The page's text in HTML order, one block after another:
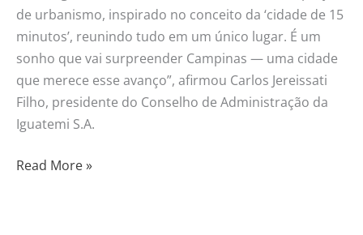
de urbanismo, inspirado no conceito da ‘cidade de 15
minutos’, reunindo tudo em um único lugar. É um
sonho que vai surpreender Campinas — uma cidade
que merece esse avanço”, afirmou Carlos Jereissati
Filho, presidente do Conselho de Administração da
Iguatemi S.A.
Read More »